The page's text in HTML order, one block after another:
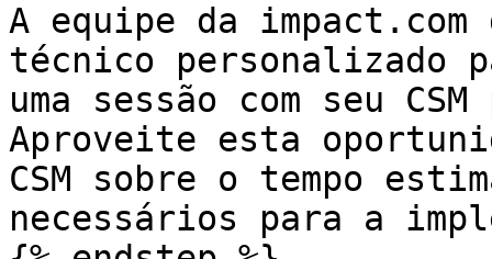
A equipe da impact.com
técnico personalizado
uma sessão com seu
Aproveite esta
CSM sobre o tempo
necessários para a